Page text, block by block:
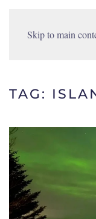
Skip to main
TAG: